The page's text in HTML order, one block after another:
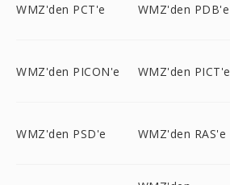
WMZ'den PCT'e WMZ'den PDB'e
WMZ'den PICON'e WMZ'den PICT'e
WMZ'den PSD'e WMZ'den RAS'e